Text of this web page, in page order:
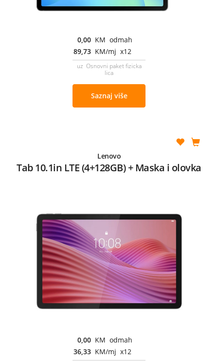
0,00 KM odmah
89,73 KM/mj x12
uz Osnovni paket fizicka
lica
Saznaj više
Lenovo
Tab 10.1in LTE (4+128GB) + Maska i olovka
0,00 KM odmah
36,33 KM/mj x12